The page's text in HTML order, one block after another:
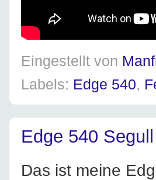
Eingestellt von
Labels: Edge 540,
Edge 540
Das ist meine